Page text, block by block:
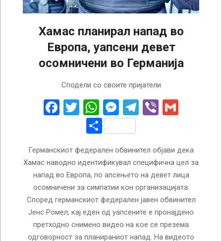
Хамас планирал напад во
Европа, уапсени девет
осомничени во Германија
Сподели со своите пријатели
Facebook
Twitter
WhatsApp
Messenger
Telegram
Viber
Share
Германскиот федерален обвинител објави дека
Хамас наводно идентификувал специфична цел за
напад во Европа, по апсењето на девет лица
осомничени за симпатии кон организацијата.
Според германскиот федерален јавен обвинител
Јенс Ромел, кај еден од уапсените е пронајдено
претходно снимено видео на кое се презема
одговорност за планираниот напад. На видеото